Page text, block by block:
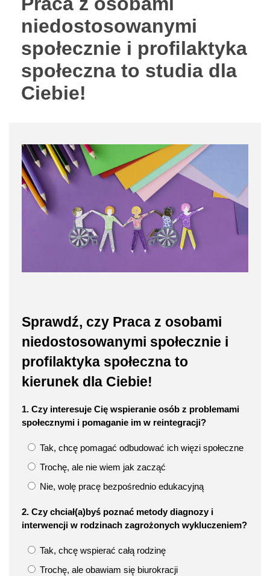
niedostosowanymi
społecznie i proﬁlaktyka
społeczna to studia dla
Ciebie!
Sprawdź, czy Praca z osobami
niedostosowanymi społecznie i
profilaktyka społeczna to
kierunek dla Ciebie!
1. Czy interesuje Cię wspieranie osób z problemami
społecznymi i pomaganie im w reintegracji?
Tak, chcę pomagać odbudować ich więzi społeczne
Trochę, ale nie wiem jak zacząć
Nie, wolę pracę bezpośrednio edukacyjną
2. Czy chciał(a)byś poznać metody diagnozy i
interwencji w rodzinach zagrożonych wykluczeniem?
Tak, chcę wspierać całą rodzinę
Trochę, ale obawiam się biurokracji